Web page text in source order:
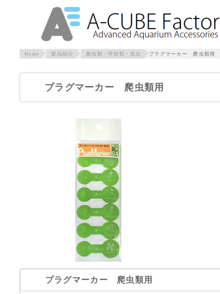
Home 製品紹介 爬虫類・甲殻類・昆虫 プラグマーカー 爬虫類用
プラグマーカー 爬虫類用
プラグマーカー 爬虫類用